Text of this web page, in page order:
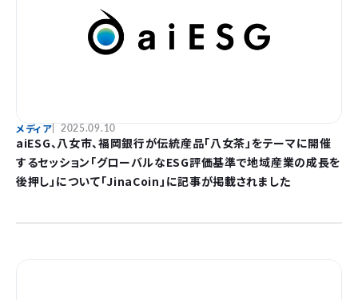
メディア 2025.09.10
aiESG、八女市、福岡銀行が伝統産品「八女茶」をテーマに開催
するセッション「グローバルなESG評価基準で地域産業の成長を
後押し」について「JinaCoin」に記事が掲載されました